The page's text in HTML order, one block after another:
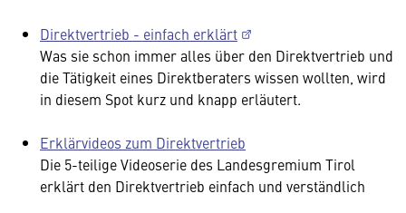
Direktvertrieb - einfach erklärt
Was sie schon immer alles über den Direktvertrieb und
die Tätigkeit eines Direktberaters wissen wollten, wird
in diesem Spot kurz und knapp erläutert.
Erklärvideos zum Direktvertrieb
Die 5-teilige Videoserie des Landesgremium Tirol
erklärt den Direktvertrieb einfach und verständlich